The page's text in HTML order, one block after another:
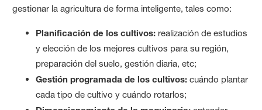
gestionar la agricultura de forma inteligente, tales como:
Planificación de los cultivos: realización de estudios
y elección de los mejores cultivos para su región,
preparación del suelo, gestión diaria, etc;
Gestión programada de los cultivos:cuándo plantar
cada tipo de cultivo y cuándo rotarlos;